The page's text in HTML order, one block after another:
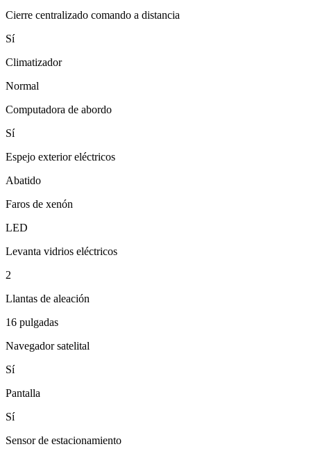
Cierre centralizado comando a distancia
Sí
Climatizador
Normal
Computadora de abordo
Sí
Espejo exterior eléctricos
Abatido
Faros de xenón
LED
Levanta vidrios eléctricos
2
Llantas de aleación
16 pulgadas
Navegador satelital
Sí
Pantalla
Sí
Sensor de estacionamiento